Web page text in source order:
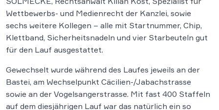
Wettbewerbs- und Medienrecht der Kanzlei, sowie
sechs weitere Kollegen – alle mit Startnummer, Chip,
Klettband, Sicherheitsnadeln und vier Starbeuteln gut
für den Lauf ausgestattet.
Gewechselt wurde während des Laufes jeweils an der
Bastei, am Wechselpunkt Cäcilien-/Jabachstrasse
sowie an der Vogelsangerstrasse. Mit fast 400 Staffeln
auf dem diesjährigen Lauf war das natürlich ein so